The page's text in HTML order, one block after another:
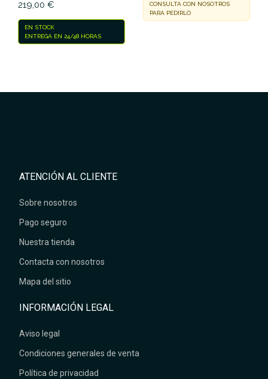
219,00 €
EN STOCK
ENTREGA EN 24/48 HORAS
CONSULTA CON NOSOTROS
PARA PEDIRLO
ATENCIÓN AL CLIENTE
Sobre nosotros
Pago seguro
Nuestra tienda
Contacta con nosotros
Mapa del sitio
INFORMACIÓN LEGAL
Aviso legal
Condiciones generales de venta
Política de privacidad